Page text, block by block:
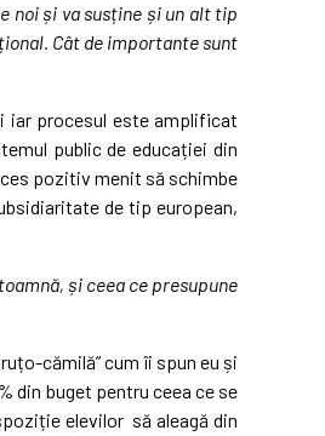
noi și va susține și un alt tip
Cât de importante sunt
iar procesul este amplificat
public de educației din
pozitiv menit să schimbe
de tip european,
și ceea ce presupune
cămilă” cum îi spun eu și
din buget pentru ceea ce se
elevilor să aleagă din